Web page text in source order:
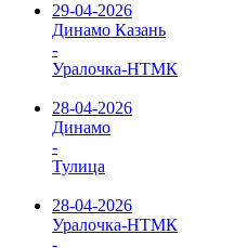
29-04-2026
Динамо Казань
-
Уралочка-НТМК
28-04-2026
Динамо
-
Тулица
28-04-2026
Уралочка-НТМК